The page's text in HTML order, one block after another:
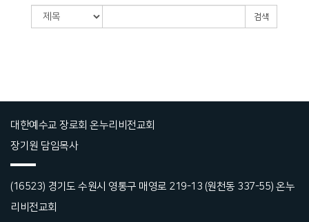
검색
대한예수교 장로회 온누리비전교회
장기원 담임목사
(16523) 경기도 수원시 영통구 매영로 219-13 (원천동 337-55) 온누
리비전교회